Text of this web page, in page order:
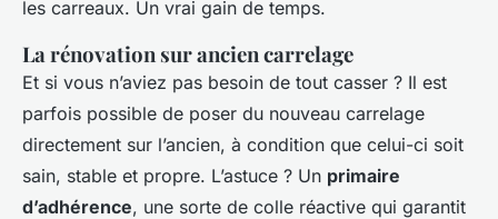
les carreaux. Un vrai gain de temps.
La rénovation sur ancien carrelage
Et si vous n’aviez pas besoin de tout casser ? Il est
parfois possible de poser du nouveau carrelage
directement sur l’ancien, à condition que celui-ci soit
sain, stable et propre. L’astuce ? Un primaire
d’adhérence, une sorte de colle réactive qui garantit